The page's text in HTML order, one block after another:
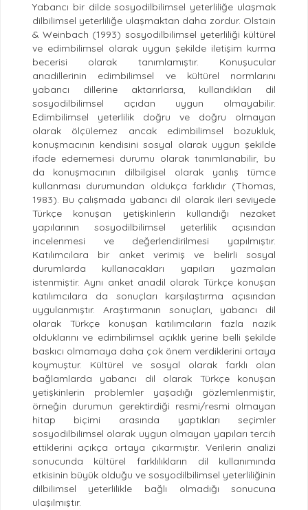
Yabancı bir dilde sosyodilbilimsel yeterliliğe ulaşmak
dilbilimsel yeterliliğe ulaşmaktan daha zordur. Olstain
& Weinbach (1993) sosyodilbilimsel yeterliliği kültürel
ve edimbilimsel olarak uygun şekilde iletişim kurma
becerisi olarak tanımlamıştır. Konuşucular
anadillerinin edimbilimsel ve kültürel normlarını
yabancı dillerine aktarırlarsa, kullandıkları dil
sosyodilbilimsel açıdan uygun olmayabilir.
Edimbilimsel yeterlilik doğru ve doğru olmayan
olarak ölçülemez ancak edimbilimsel bozukluk,
konuşmacının kendisini sosyal olarak uygun şekilde
ifade edememesi durumu olarak tanımlanabilir, bu
da konuşmacının dilbilgisel olarak yanlış tümce
kullanması durumundan oldukça farklıdır (Thomas,
1983). Bu çalışmada yabancı dil olarak ileri seviyede
Türkçe konuşan yetişkinlerin kullandığı nezaket
yapılarının sosyodilbilimsel yeterlilik açısından
incelenmesi ve değerlendirilmesi yapılmıştır.
Katılımcılara bir anket verimiş ve belirli sosyal
durumlarda kullanacakları yapıları yazmaları
istenmiştir. Aynı anket anadil olarak Türkçe konuşan
katılımcılara da sonuçları karşılaştırma açısından
uygulanmıştır. Araştırmanın sonuçları, yabancı dil
olarak Türkçe konuşan katılımcıların fazla nazik
olduklarını ve edimbilimsel açıklık yerine belli şekilde
baskıcı olmamaya daha çok önem verdiklerini ortaya
koymuştur. Kültürel ve sosyal olarak farklı olan
bağlamlarda yabancı dil olarak Türkçe konuşan
yetişkinlerin problemler yaşadığı gözlemlenmiştir,
örneğin durumun gerektirdiği resmi/resmi olmayan
hitap biçimi arasında yaptıkları seçimler
sosyodilbilimsel olarak uygun olmayan yapıları tercih
ettiklerini açıkça ortaya çıkarmıştır. Verilerin analizi
sonucunda kültürel farklılıkların dil kullanımında
etkisinin büyük olduğu ve sosyodilbilimsel yeterliliğinin
dilbilimsel yeterlilikle bağlı olmadığı sonucuna
ulaşılmıştır.